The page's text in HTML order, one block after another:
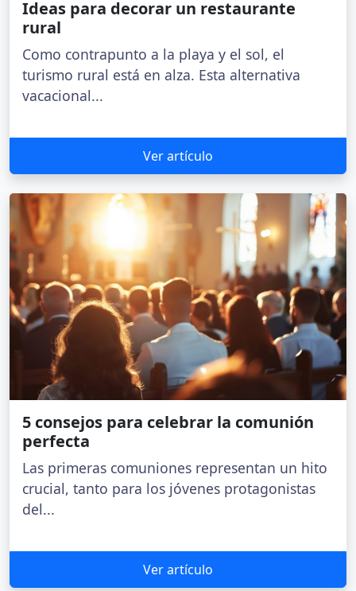
Ideas para decorar un restaurante
rural
Como contrapunto a la playa y el sol, el
turismo rural está en alza. Esta alternativa
vacacional...
Ver artículo
5 consejos para celebrar la comunión
perfecta
Las primeras comuniones representan un hito
crucial, tanto para los jóvenes protagonistas
del...
Ver artículo